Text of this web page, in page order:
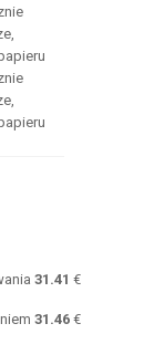
31.41 €
31.46 €